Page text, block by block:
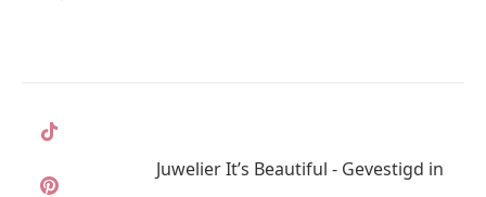
Juwelier It’s Beautiful - Gevestigd in